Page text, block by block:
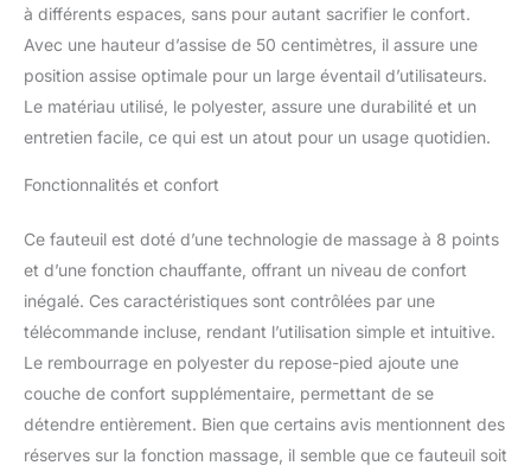
points de massage
vibrants ciblant le dos,
les lombaires, les cuisses
et les jambes, d'un
chauffage lombaire et de
4 modes de massage
fauteuil électrique
inclinable permet
d'incliner le dossier
(jusqu'à 160°), de relever
le repose-pieds et de
profiter d'un moment de
détente GRAND
CONFORT : Le siège du
fauteuil relax de salon est
rembourré avec de la
à différents espaces, sans pour autant sacrifier le confort.
Avec une hauteur d’assise de 50 centimètres, il assure une
position assise optimale pour un large éventail d’utilisateurs.
Le matériau utilisé, le polyester, assure une durabilité et un
entretien facile, ce qui est un atout pour un usage quotidien.
Fonctionnalités et confort
Ce fauteuil est doté d’une technologie de massage à 8 points
et d’une fonction chauffante, offrant un niveau de confort
inégalé. Ces caractéristiques sont contrôlées par une
télécommande incluse, rendant l’utilisation simple et intuitive.
Le rembourrage en polyester du repose-pied ajoute une
couche de confort supplémentaire, permettant de se
détendre entièrement. Bien que certains avis mentionnent des
réserves sur la fonction massage, il semble que ce fauteuil soit